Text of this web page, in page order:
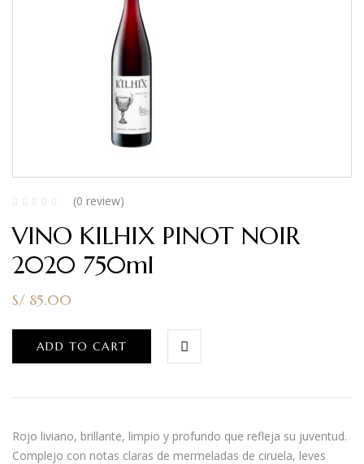
(0 review)
VINO KILHIX PINOT NOIR
2020 750ml
S/ 85.00
ADD TO CART
Rojo liviano, brillante, limpio y profundo que refleja su juventud.
Complejo con notas claras de mermeladas de ciruela, leves